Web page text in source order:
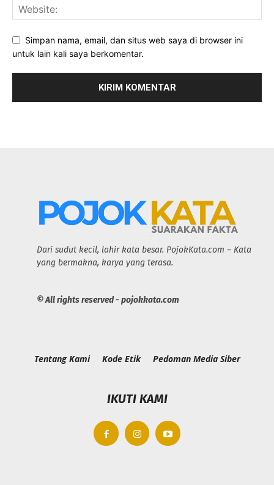
Simpan nama, email, dan situs web saya di browser ini
untuk lain kali saya berkomentar.
Dari sudut kecil, lahir kata besar. PojokKata.com – Kata
yang bermakna, karya yang terasa.
© All rights reserved - pojokkata.com
Tentang Kami Kode Etik Pedoman Media Siber
IKUTI KAMI